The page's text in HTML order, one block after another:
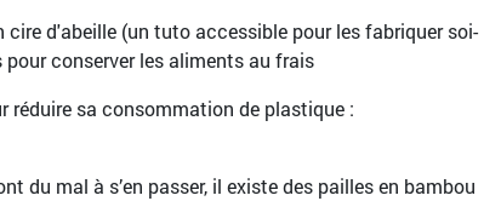
d'abeille (un tuto accessible pour les fabriquer soi-
conserver les aliments au frais
réduire sa consommation de plastique :
du mal à s’en passer, il existe des pailles en bambou